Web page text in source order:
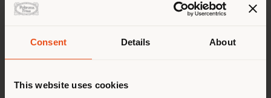
Consent Details About
This website uses cookies
4727 MCPHERSON AVENUE
Anweisungen bekommen